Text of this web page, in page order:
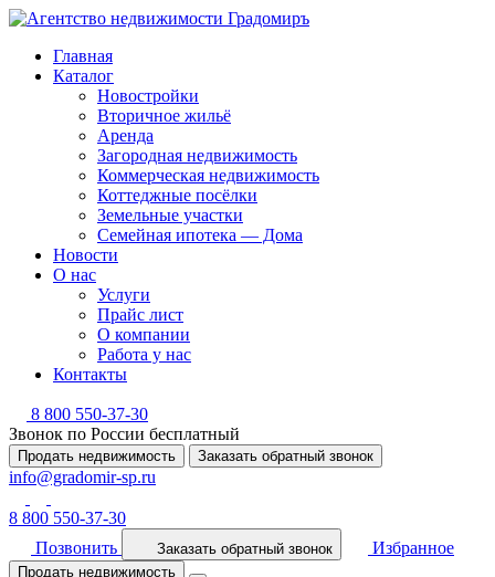
Главная
Каталог
Новостройки
Вторичное жильё
Аренда
Загородная недвижимость
Коммерческая недвижимость
Коттеджные посёлки
Земельные участки
Семейная ипотека — Дома
Новости
О нас
Услуги
Прайс лист
О компании
Работа у нас
Контакты
8 800 550-37-30
Звонок по России бесплатный
Продать недвижимость Заказать обратный звонок
info@gradomir-sp.ru
8 800 550-37-30
Позвонить
Заказать обратный звонок Избранное
Продать недвижимость